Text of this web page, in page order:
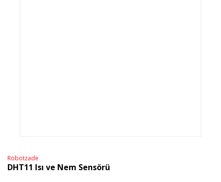
Robotzade
DHT11 Isı ve Nem Sensörü